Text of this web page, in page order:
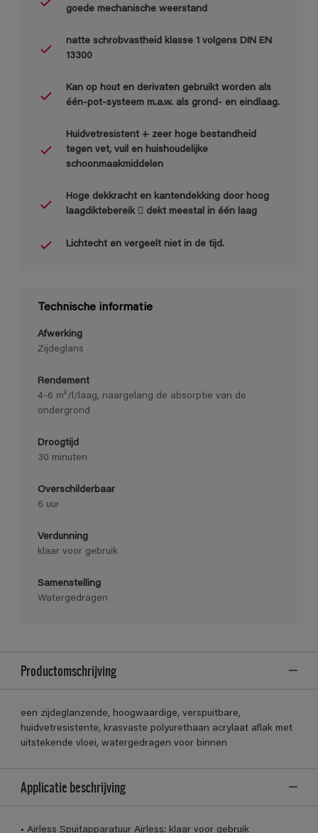
goede mechanische weerstand
natte schrobvastheid klasse 1 volgens DIN EN
13300
Kan op hout en derivaten gebruikt worden als
één-pot-systeem m.a.w. als grond- en eindlaag.
Huidvetresistent + zeer hoge bestandheid
tegen vet, vuil en huishoudelijke
schoonmaakmiddelen
Hoge dekkracht en kantendekking door hoog
laagdiktebereik  dekt meestal in één laag
Lichtecht en vergeelt niet in de tijd.
Technische informatie
Afwerking
Zijdeglans
Rendement
4-6 m²/l/laag, naargelang de absorptie van de
ondergrond
Droogtijd
30 minuten
Overschilderbaar
6 uur
Verdunning
klaar voor gebruik
Samenstelling
Watergedragen
Productomschrijving
een zijdeglanzende, hoogwaardige, verspuitbare,
huidvetresistente, krasvaste polyurethaan acrylaat aflak met
uitstekende vloei, watergedragen voor binnen
Applicatie beschrijving
• Airless Spuitapparatuur Airless: klaar voor gebruik